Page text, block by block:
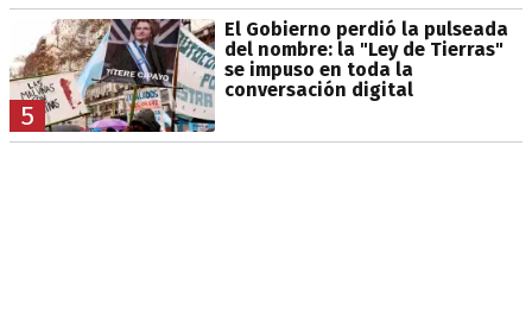
5
El Gobierno perdió la pulseada
del nombre: la "Ley de Tierras"
se impuso en toda la
conversación digital